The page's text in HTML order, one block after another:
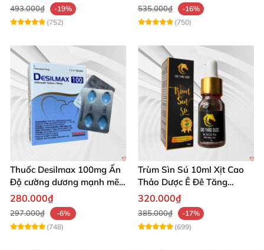
493.000₫
-19%
(752)
535.000₫
-16%
(750)
Thuốc Desilmax 100mg Ấn
Độ cường dương mạnh mẽ
tăng sinh lý phái mạnh
280.000₫
297.000₫
-6%
(748)
Trùm Sìn Sú 10ml Xịt Cao
Thảo Dược Ê Đê Tăng
Cường Sinh Lý
320.000₫
385.000₫
-17%
(699)